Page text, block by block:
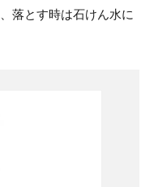
落とす時は石けん水に